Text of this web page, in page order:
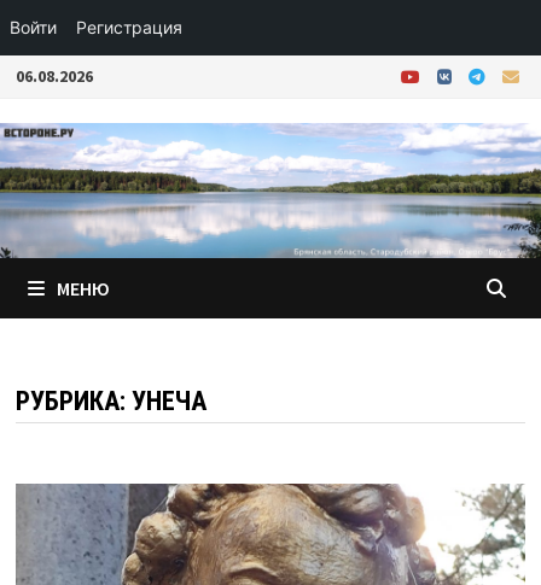
Войти Регистрация
Перейти
содержимому
06.08.2026
МЕНЮ
РУБРИКА: УНЕЧА